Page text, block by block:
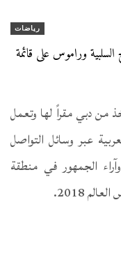
رياضات
من دبي مقراً لها وتعمل
عبر وسائل التواصل
الجمهور في منطقة
2018.